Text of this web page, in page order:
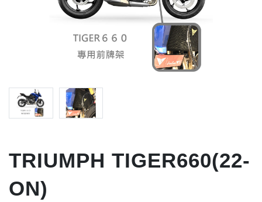
TRIUMPH TIGER660(22-
ON)